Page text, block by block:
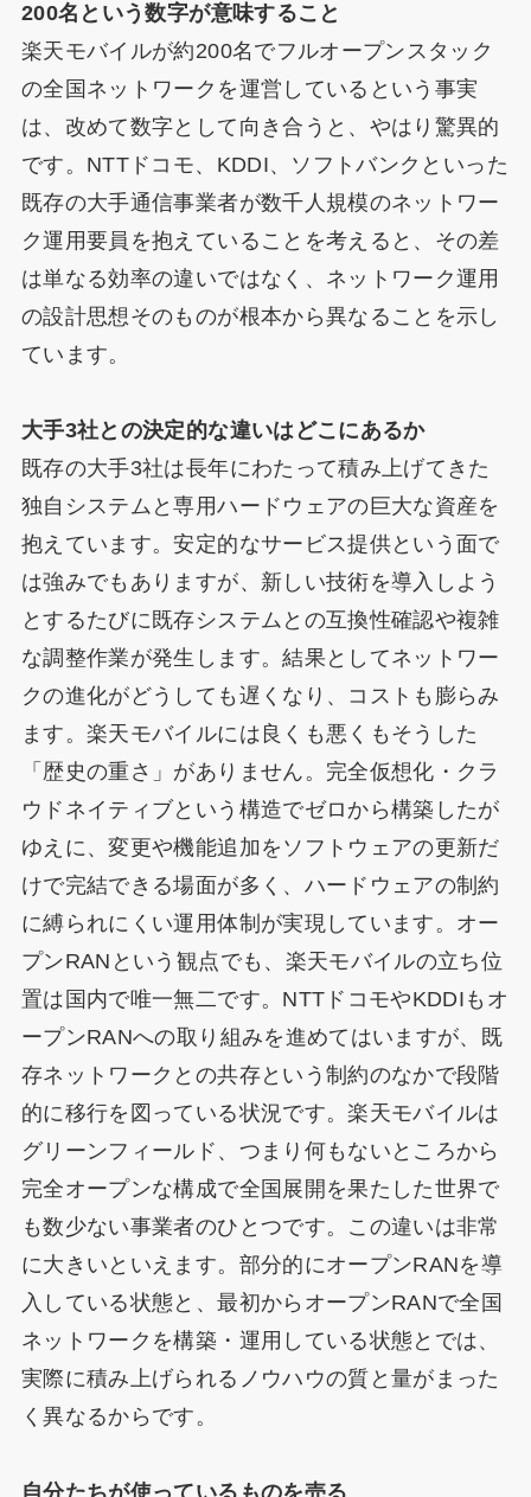
200名という数字が意味すること
楽天モバイルが約200名でフルオープンスタック
の全国ネットワークを運営しているという事実
は、改めて数字として向き合うと、やはり驚異的
です。NTTドコモ、KDDI、ソフトバンクといった
既存の大手通信事業者が数千人規模のネットワー
ク運用要員を抱えていることを考えると、その差
は単なる効率の違いではなく、ネットワーク運用
の設計思想そのものが根本から異なることを示し
ています。
大手3社との決定的な違いはどこにあるか
既存の大手3社は長年にわたって積み上げてきた
独自システムと専用ハードウェアの巨大な資産を
抱えています。安定的なサービス提供という面で
は強みでもありますが、新しい技術を導入しよう
とするたびに既存システムとの互換性確認や複雑
な調整作業が発生します。結果としてネットワー
クの進化がどうしても遅くなり、コストも膨らみ
ます。楽天モバイルには良くも悪くもそうした
「歴史の重さ」がありません。完全仮想化・クラ
ウドネイティブという構造でゼロから構築したが
ゆえに、変更や機能追加をソフトウェアの更新だ
けで完結できる場面が多く、ハードウェアの制約
に縛られにくい運用体制が実現しています。オー
プンRANという観点でも、楽天モバイルの立ち位
置は国内で唯一無二です。NTTドコモやKDDIもオ
ープンRANへの取り組みを進めてはいますが、既
存ネットワークとの共存という制約のなかで段階
的に移行を図っている状況です。楽天モバイルは
グリーンフィールド、つまり何もないところから
完全オープンな構成で全国展開を果たした世界で
も数少ない事業者のひとつです。この違いは非常
に大きいといえます。部分的にオープンRANを導
入している状態と、最初からオープンRANで全国
ネットワークを構築・運用している状態とでは、
実際に積み上げられるノウハウの質と量がまった
く異なるからです。